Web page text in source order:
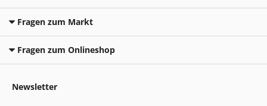
Fragen zum Markt
Fragen zum Onlineshop
Newsletter